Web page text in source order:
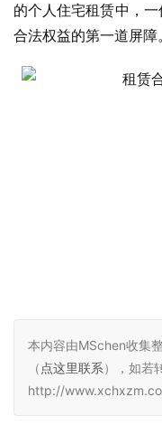
的个人住宅租赁中，
合法权益的第一道屏障。
本内容由MSchen收集
（ 点这里联系），如若
http://